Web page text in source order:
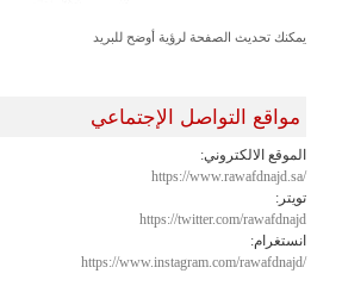
يمكنك تحديث الصفحة لرؤية أوضح للبريد
مواقع التواصل الإجتماعي
الموقع الالكتروني:
https://www.rawafdnajd.sa/
تويتر:
https://twitter.com/rawafdnajd
انستغرام:
https://www.instagram.com/rawafdnajd/